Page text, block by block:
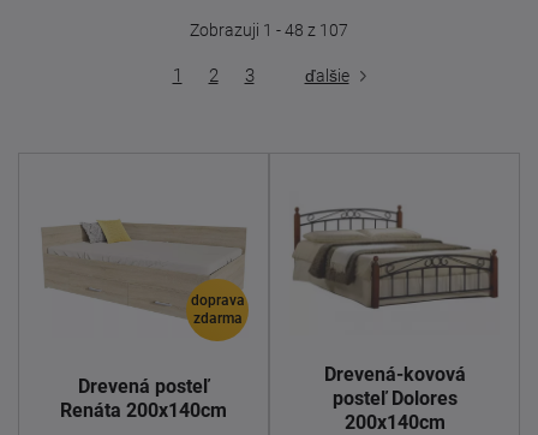
Zobrazuji 1 - 48 z 107
3
2
1 ďalšie
doprava
zdarma
Drevená posteľ
Renáta 200x140cm
Drevená-kovová
posteľ Dolores
200x140cm